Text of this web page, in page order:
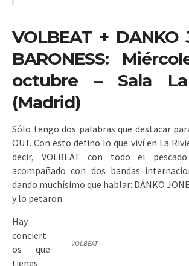
VOLBEAT + DANKO
BARONESS:
octubre – Sala
(Madrid)
Sólo tengo dos palabras que destacar
OUT. Con esto defino lo que viví en La
decir, VOLBEAT con todo el
acompañado con dos bandas
dando muchísimo que hablar: DANKO
y lo petaron.
VOLBEAT
Hay
conciert
os que
tienes